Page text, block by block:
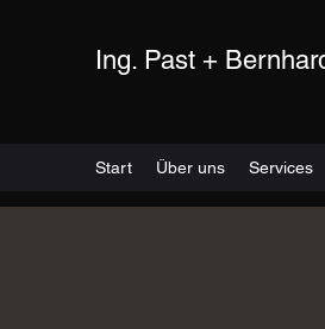
Ing. Past +
Start Über uns Services